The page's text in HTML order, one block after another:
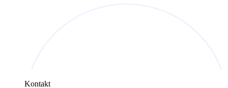
Kontakt